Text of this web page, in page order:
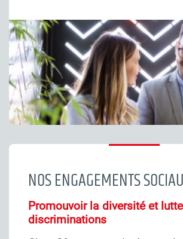
NOS ENGAGEMENTS
Promouvoir la diversité et
discriminations